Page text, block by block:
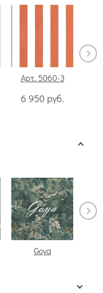
Арт. 5060-3
6 950 руб.
Goya